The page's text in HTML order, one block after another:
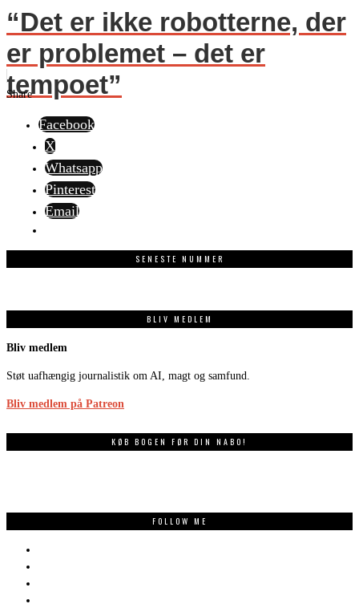
“Det er ikke robotterne, der
er problemet – det er
tempoet”
Share
Facebook
X
Whatsapp
Pinterest
Email
SENESTE NUMMER
BLIV MEDLEM
Bliv medlem
Støt uafhængig journalistik om AI, magt og samfund.
Bliv medlem på Patreon
KØB BOGEN FØR DIN NABO!
FOLLOW ME